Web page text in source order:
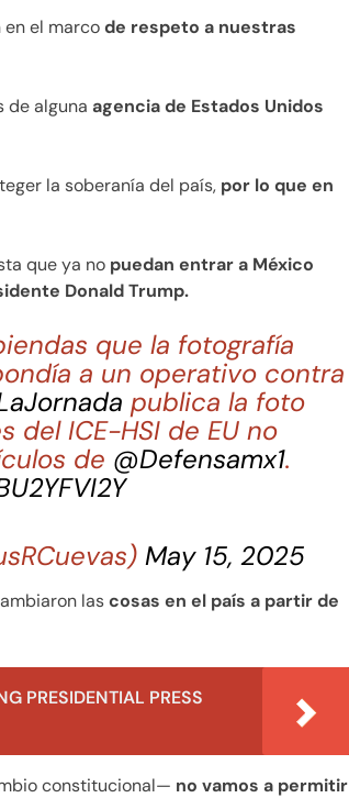
el marcode respeto a nuestras
de alguna agencia de Estados Unidos
la soberanía del país, por lo que en
que ya no puedan entrar a México
Donald Trump.
que la fotografía
a un operativo contra
publica la foto
del ICE-HSI de EU no
de @Defensamx1.
May 15, 2025
lascosas en el país a partir de
PRESIDENTIAL PRESS
constitucional— no vamos a permitir